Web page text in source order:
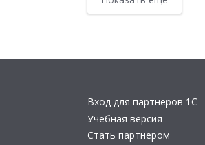
Вход для партнеров 1С
Учебная версия
Стать партнером